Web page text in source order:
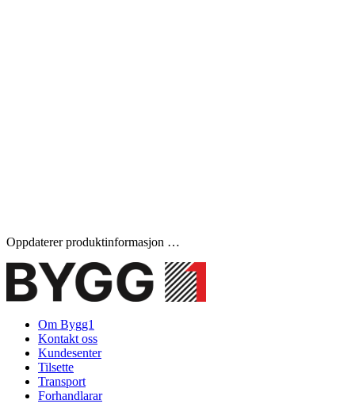
Oppdaterer produktinformasjon …
Om Bygg1
Kontakt oss
Kundesenter
Tilsette
Transport
Forhandlarar